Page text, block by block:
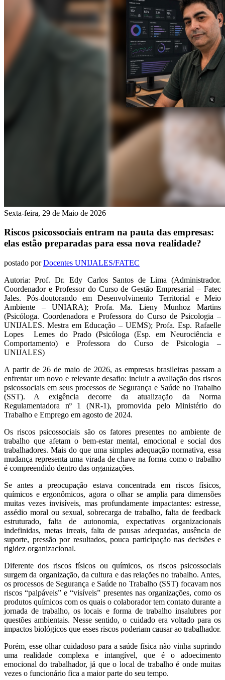
Sexta-feira, 29 de Maio de 2026
Riscos psicossociais entram na pauta das empresas:
elas estão preparadas para essa nova realidade?
postado porDocentes UNIJALES/FATEC
Autoria: Prof. Dr. Edy Carlos Santos de Lima (Administrador.
Coordenador e Professor do Curso de Gestão Empresarial – Fatec
Jales. Pós-doutorando em Desenvolvimento Territorial e Meio
Ambiente – UNIARA); Profa. Ma. Lieny Munhoz Martins
(Psicóloga. Coordenadora e Professora do Curso de Psicologia –
UNIJALES. Mestra em Educação – UEMS); Profa. Esp. Rafaelle
Lopes Lemes do Prado (Psicóloga (Esp. em Neurociência e
Comportamento) e Professora do Curso de Psicologia –
UNIJALES)
A partir de 26 de maio de 2026, as empresas brasileiras passam a
enfrentar um novo e relevante desafio: incluir a avaliação dos riscos
psicossociais em seus processos de Segurança e Saúde no Trabalho
(SST). A exigência decorre da atualização da Norma
Regulamentadora nº 1 (NR-1), promovida pelo Ministério do
Trabalho e Emprego em agosto de 2024.
Os riscos psicossociais são os fatores presentes no ambiente de
trabalho que afetam o bem-estar mental, emocional e social dos
trabalhadores. Mais do que uma simples adequação normativa, essa
mudança representa uma virada de chave na forma como o trabalho
é compreendido dentro das organizações.
Se antes a preocupação estava concentrada em riscos físicos,
químicos e ergonômicos, agora o olhar se amplia para dimensões
muitas vezes invisíveis, mas profundamente impactantes: estresse,
assédio moral ou sexual, sobrecarga de trabalho, falta de feedback
estruturado, falta de autonomia, expectativas organizacionais
indefinidas, metas irreais, falta de pausas adequadas, ausência de
suporte, pressão por resultados, pouca participação nas decisões e
rigidez organizacional.
Diferente dos riscos físicos ou químicos, os riscos psicossociais
surgem da organização, da cultura e das relações no trabalho. Antes,
os processos de Segurança e Saúde no Trabalho (SST) focavam nos
riscos “palpáveis” e “visíveis” presentes nas organizações, como os
produtos químicos com os quais o colaborador tem contato durante a
jornada de trabalho, os locais e forma de trabalho insalubres por
questões ambientais. Nesse sentido, o cuidado era voltado para os
impactos biológicos que esses riscos poderiam causar ao trabalhador.
Porém, esse olhar cuidadoso para a saúde física não vinha suprindo
uma realidade complexa e intangível, que é o adoecimento
emocional do trabalhador, já que o local de trabalho é onde muitas
vezes o funcionário fica a maior parte do seu tempo.